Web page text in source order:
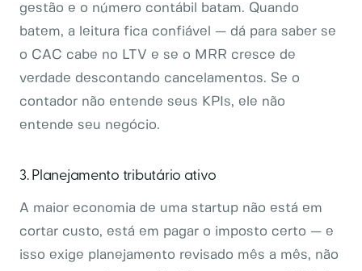
gestão e o número contábil batam. Quando
batem, a leitura fica confiável — dá para saber se
o CAC cabe no LTV e se o MRR cresce de
verdade descontando cancelamentos. Se o
contador não entende seus KPIs, ele não
entende seu negócio.
3. Planejamento tributário ativo
A maior economia de uma startup não está em
cortar custo, está em pagar o imposto certo — e
isso exige planejamento revisado mês a mês, não